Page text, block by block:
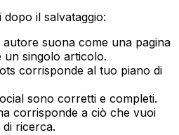
il salvataggio:
autore suona come una pagina
singolo articolo.
corrisponde al tuo piano di
sono corretti e completi.
corrisponde a ciò che vuoi
ricerca.